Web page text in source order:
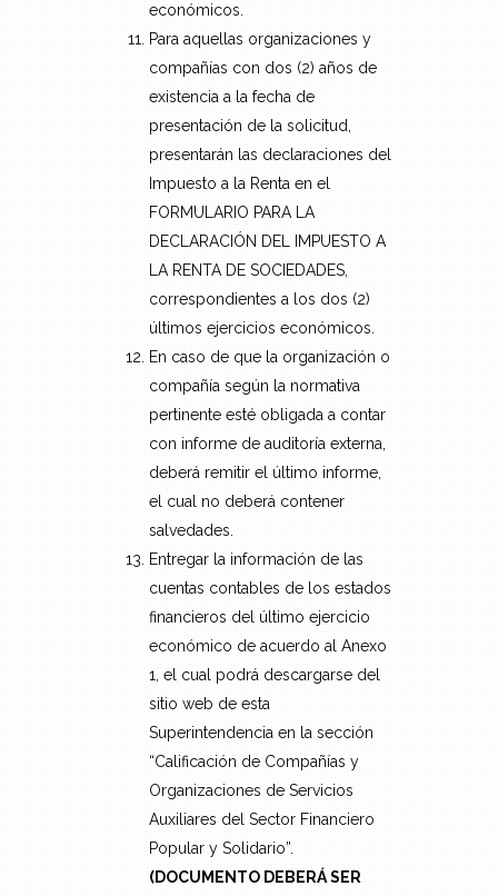
económicos.
Para aquellas organizaciones y
compañías con dos (2) años de
existencia a la fecha de
presentación de la solicitud,
presentarán las declaraciones del
Impuesto a la Renta en el
FORMULARIO PARA LA
DECLARACIÓN DEL IMPUESTO A
LA RENTA DE SOCIEDADES,
correspondientes a los dos (2)
últimos ejercicios económicos.
En caso de que la organización o
compañía según la normativa
pertinente esté obligada a contar
con informe de auditoría externa,
deberá remitir el último informe,
el cual no deberá contener
salvedades.
Entregar la información de las
cuentas contables de los estados
financieros del último ejercicio
económico de acuerdo al Anexo
1, el cual podrá descargarse del
sitio web de esta
Superintendencia en la sección
“Calificación de Compañías y
Organizaciones de Servicios
Auxiliares del Sector Financiero
Popular y Solidario”.
(DOCUMENTO DEBERÁ SER